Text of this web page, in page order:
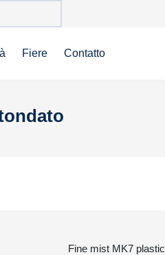
Fiere Contatto
Fine mist MK7 plastic